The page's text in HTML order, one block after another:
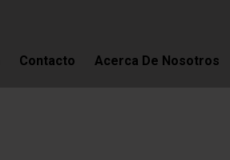
Contacto Acerca De Nosotros